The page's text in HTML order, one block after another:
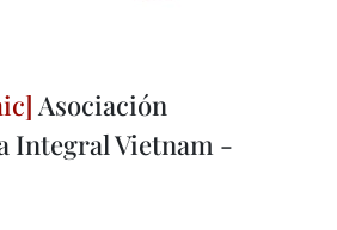
Asociación
Integral Vietnam -